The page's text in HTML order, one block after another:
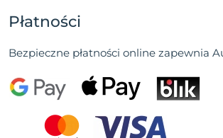
Płatności
Bezpieczne płatności online zapewnia